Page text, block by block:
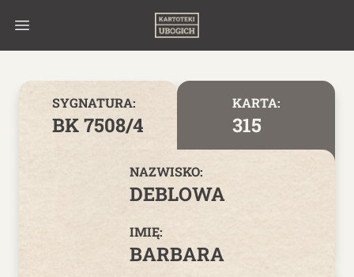
SYGNATURA:
BK 7508/4
KARTA:
315
NAZWISKO:
DEBLOWA
IMIĘ:
BARBARA